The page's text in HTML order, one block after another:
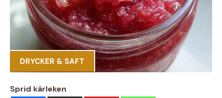
DRYCKER & SAFT
Sprid kärleken